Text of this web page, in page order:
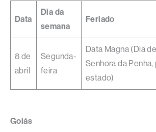
Data
Dia da
semana
Feriado
8 de
abril
Segunda-
feira
Data Magna (Dia
Senhora da
estado)
Goiás